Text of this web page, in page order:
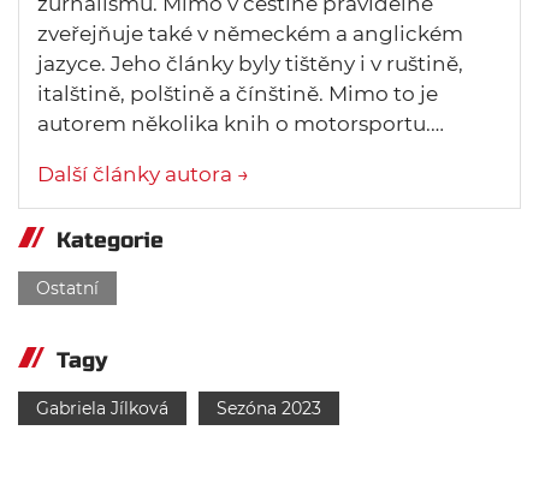
zveřejňuje také v německém a anglickém
jazyce. Jeho články byly tištěny i v ruštině,
italštině, polštině a čínštině. Mimo to je
autorem několika knih o motorsportu.…
Další články autora →
Kategorie
Ostatní
Tagy
Gabriela Jílková Sezóna 2023